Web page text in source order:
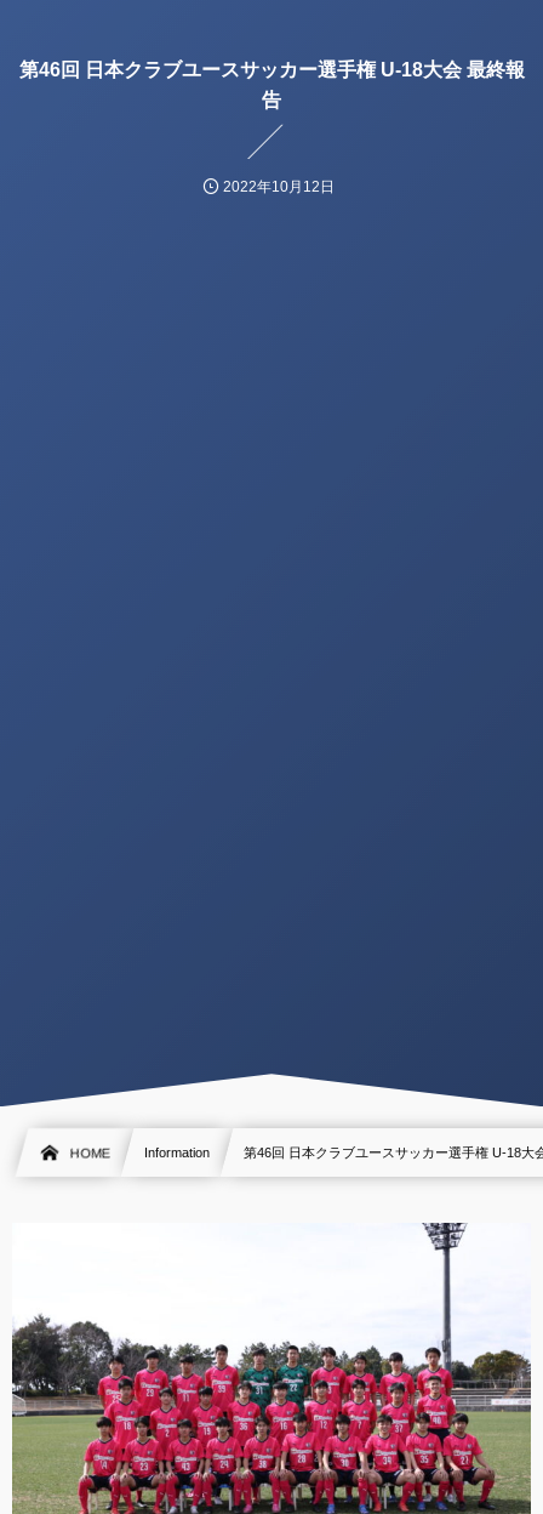
第46回 日本クラブユースサッカー選手権 U-18大会 最終報
告
2022年10月12日
HOME Information 第46回 日本クラブユースサッカー選手権 U-18大